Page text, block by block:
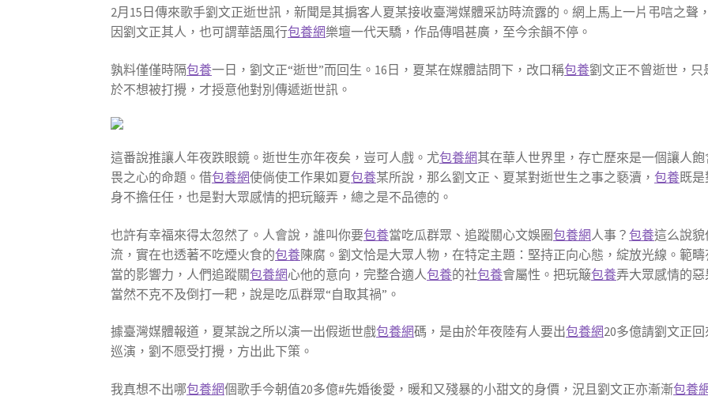
2月15日傳來歌手劉文正逝世訊，新聞是其掮客人夏某接收臺灣媒體采訪時流露的。網上馬上一片弔唁之聲
因劉文正其人，也可謂華語風行包養網樂壇一代天驕，作品傳唱甚廣，至今余韻不停。
孰料僅僅時隔包養一日，劉文正“逝世”而回生。16日，夏某在媒體詰問下，改口稱包養劉文正不曾逝世，只
於不想被打攪，才授意他對別傳遞逝世訊。
這番說推讓人年夜跌眼鏡。逝世生亦年夜矣，豈可人戲。尤包養網其在華人世界里，存亡歷來是一個讓人飽
畏之心的命題。借包養網使倘使工作果如夏包養某所說，那么劉文正、夏某對逝世生之事之褻瀆，包養既
身不擔任任，也是對大眾感情的把玩簸弄，總之是不品德的。
也許有幸福來得太忽然了。人會說，誰叫你要包養當吃瓜群眾、追蹤關心文娛圈包養網人事？包養這么說貌
流，實在也透著不吃煙火食的包養陳腐。劉文恰是大眾人物，在特定主題：堅持正向心態，綻放光線。範疇
當的影響力，人們追蹤關包養網心他的意向，完整合適人包養的社包養會屬性。把玩簸包養弄大眾感情的惡
當然不克不及倒打一耙，說是吃瓜群眾“自取其禍”。
據臺灣媒體報道，夏某說之所以演一出假逝世戲包養網碼，是由於年夜陸有人要出包養網20多億請劉文正
巡演，劉不愿受打攪，方出此下策。
我真想不出哪包養網個歌手今朝值20多億#先婚後愛，暖和又殘暴的小甜文的身價，況且劉文正亦漸漸包養